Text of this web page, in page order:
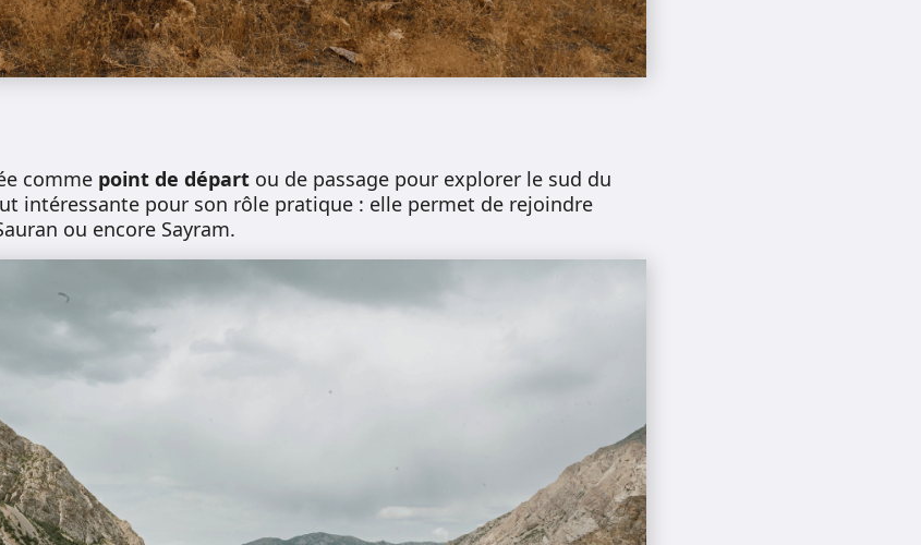
comme point de départ ou de passage pour explorer le sud du
intéressante pour son rôle pratique : elle permet de rejoindre
ou encore Sayram.